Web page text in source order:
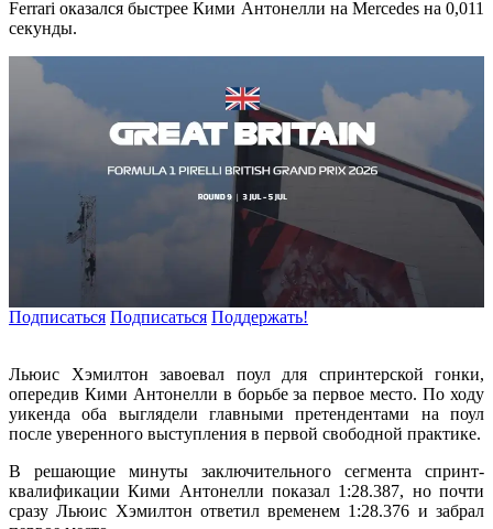
Ferrari оказался быстрее Кими Антонелли на Mercedes на 0,011
секунды.
Подписаться Подписаться Поддержать!
Льюис Хэмилтон завоевал поул для спринтерской гонки,
опередив Кими Антонелли в борьбе за первое место. По ходу
уикенда оба выглядели главными претендентами на поул
после уверенного выступления в первой свободной практике.
В решающие минуты заключительного сегмента спринт-
квалификации Кими Антонелли показал 1:28.387, но почти
сразу Льюис Хэмилтон ответил временем 1:28.376 и забрал